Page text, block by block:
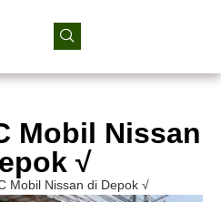
Mobil Nissan
√
Mobil Nissan di Depok √